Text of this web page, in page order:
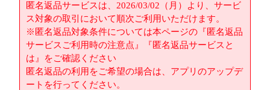
匿名返品サービスは、2026/03/02（月）より、サービ
ス対象の取引において順次ご利用いただけます。
※匿名返品対象条件については本ページの『匿名返品
サービスご利用時の注意点』『匿名返品サービスと
は』をご確認ください
匿名返品の利用をご希望の場合は、アプリのアップデ
ートを行ってください。